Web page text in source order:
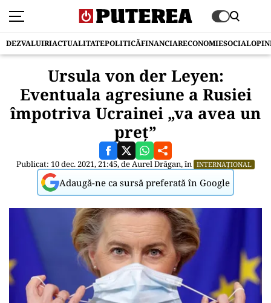
DEZVALUIRIACTUALITATEPOLITICĂFINANCIARECONOMIESOCIAL
Ursula von der Leyen:
Eventuala agresiune a Rusiei
împotriva Ucrainei „va avea un
preț”
Publicat: 10 dec. 2021, 21:45, deAurel Drăgan, în INTERNAȚIONAL
Adaugă-ne ca sursă preferată în Google